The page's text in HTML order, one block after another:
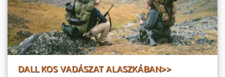
DALL KOS VADÁSZAT ALASZKÁBAN>>